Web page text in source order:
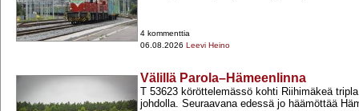
4 kommenttia
06.08.2026 Leevi Heino
Välillä Parola–Hämeenlinna
T 53623 köröttelemässö kohti Riihimäkeä
johdolla. Seuraavana edessä jo häämöttää